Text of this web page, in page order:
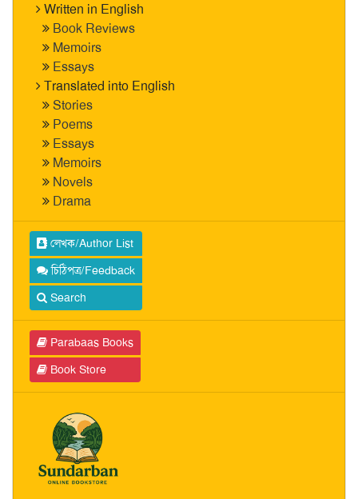
Written in English
Book Reviews
Memoirs
Essays
Translated into English
Stories
Poems
Essays
Memoirs
Novels
Drama
লেখক/Author List
চিঠিপত্র/Feedback
Search
Parabaas Books
Book Store